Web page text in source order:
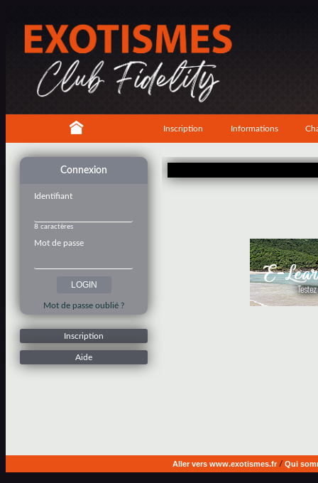
Inscription Informations
Connexion
Identifiant
8 caractères
Mot de passe
Mot de passe oublié ?
Inscription
Aide
Aller vers www.exotismes.fr/ Qui